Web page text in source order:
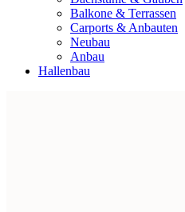
Balkone & Terrassen
Carports & Anbauten
Neubau
Anbau
Hallenbau